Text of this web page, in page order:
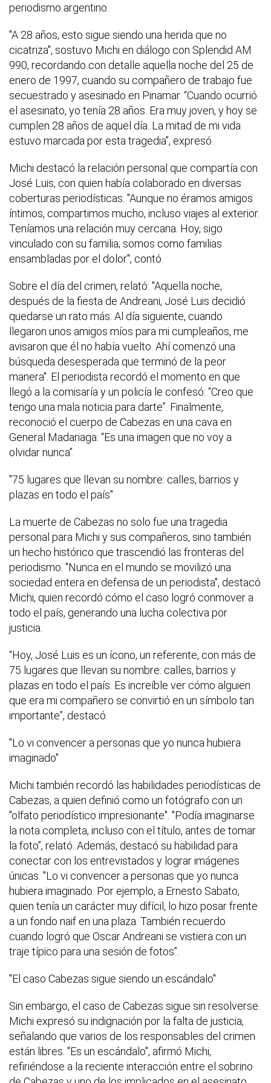
periodismo argentino.
"A 28 años, esto sigue siendo una herida que no
cicatriza", sostuvo Michi en diálogo con Splendid AM
990, recordando con detalle aquella noche del 25 de
enero de 1997, cuando su compañero de trabajo fue
secuestrado y asesinado en Pinamar. “Cuando ocurrió
el asesinato, yo tenía 28 años. Era muy joven, y hoy se
cumplen 28 años de aquel día. La mitad de mi vida
estuvo marcada por esta tragedia”, expresó.
Michi destacó la relación personal que compartía con
José Luis, con quien había colaborado en diversas
coberturas periodísticas. "Aunque no éramos amigos
íntimos, compartimos mucho, incluso viajes al exterior.
Teníamos una relación muy cercana. Hoy, sigo
vinculado con su familia; somos como familias
ensambladas por el dolor", contó.
Sobre el día del crimen, relató: "Aquella noche,
después de la fiesta de Andreani, José Luis decidió
quedarse un rato más. Al día siguiente, cuando
llegaron unos amigos míos para mi cumpleaños, me
avisaron que él no había vuelto. Ahí comenzó una
búsqueda desesperada que terminó de la peor
manera". El periodista recordó el momento en que
llegó a la comisaría y un policía le confesó: “Creo que
tengo una mala noticia para darte”. Finalmente,
reconoció el cuerpo de Cabezas en una cava en
General Madariaga: “Es una imagen que no voy a
olvidar nunca”.
"75 lugares que llevan su nombre: calles, barrios y
plazas en todo el país"
La muerte de Cabezas no solo fue una tragedia
personal para Michi y sus compañeros, sino también
un hecho histórico que trascendió las fronteras del
periodismo. "Nunca en el mundo se movilizó una
sociedad entera en defensa de un periodista", destacó
Michi, quien recordó cómo el caso logró conmover a
todo el país, generando una lucha colectiva por
justicia.
“Hoy, José Luis es un ícono, un referente, con más de
75 lugares que llevan su nombre: calles, barrios y
plazas en todo el país. Es increíble ver cómo alguien
que era mi compañero se convirtió en un símbolo tan
importante”, destacó.
"Lo vi convencer a personas que yo nunca hubiera
imaginado"
Michi también recordó las habilidades periodísticas de
Cabezas, a quien definió como un fotógrafo con un
"olfato periodístico impresionante". "Podía imaginarse
la nota completa, incluso con el título, antes de tomar
la foto”, relató. Además, destacó su habilidad para
conectar con los entrevistados y lograr imágenes
únicas. "Lo vi convencer a personas que yo nunca
hubiera imaginado. Por ejemplo, a Ernesto Sabato,
quien tenía un carácter muy difícil, lo hizo posar frente
a un fondo naif en una plaza. También recuerdo
cuando logró que Oscar Andreani se vistiera con un
traje típico para una sesión de fotos”.
"El caso Cabezas sigue siendo un escándalo"
Sin embargo, el caso de Cabezas sigue sin resolverse.
Michi expresó su indignación por la falta de justicia,
señalando que varios de los responsables del crimen
están libres. "Es un escándalo", afirmó Michi,
refiriéndose a la reciente interacción entre el sobrino